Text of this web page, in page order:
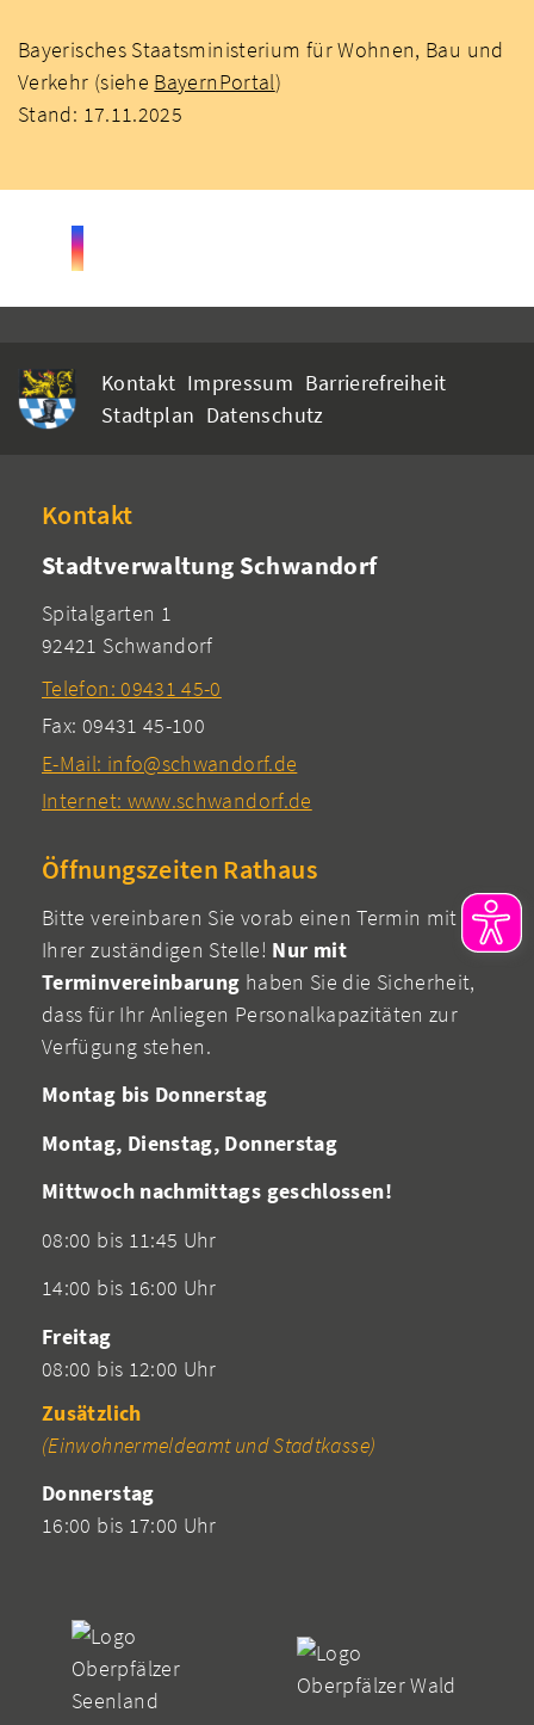
Bayerisches Staatsministerium für Wohnen, Bau und
Verkehr (siehe BayernPortal)
Stand: 17.11.2025
Kontakt Impressum Barrierefreiheit
Stadtplan Datenschutz
Kontakt
Stadtverwaltung Schwandorf
Spitalgarten 1
92421 Schwandorf
Telefon: 09431 45-0
Fax: 09431 45-100
E-Mail: info@schwandorf.de
Internet: www.schwandorf.de
Öffnungszeiten Rathaus
Bitte vereinbaren Sie vorab einen Termin mit
Ihrer zuständigen Stelle! Nur mit
Terminvereinbarung haben Sie die Sicherheit,
dass für Ihr Anliegen Personalkapazitäten zur
Verfügung stehen.
Montag bis Donnerstag
Montag, Dienstag, Donnerstag
Mittwoch nachmittags geschlossen!
08:00 bis 11:45 Uhr
14:00 bis 16:00 Uhr
Freitag
08:00 bis 12:00 Uhr
Zusätzlich
(Einwohnermeldeamt und Stadtkasse)
Donnerstag
16:00 bis 17:00 Uhr